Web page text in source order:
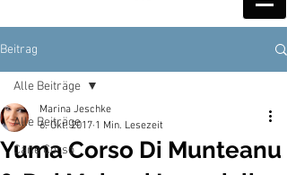
Beitrag
Alle Beiträge
Cane Corso
Alle Beiträge
Yuma Corso Di Munteanu
Marina Jeschke
6. Okt. 2017 1 Min. Lesezeit